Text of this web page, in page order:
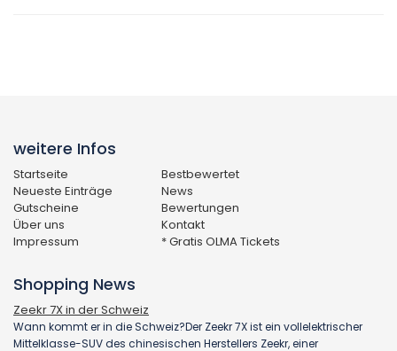
weitere Infos
Startseite
Bestbewertet
Neueste Einträge
News
Gutscheine
Bewertungen
Über uns
Kontakt
Impressum
* Gratis OLMA Tickets
Shopping News
Zeekr 7X in der Schweiz
Wann kommt er in die Schweiz?Der Zeekr 7X ist ein vollelektrischer
Mittelklasse-SUV des chinesischen Herstellers Zeekr, einer